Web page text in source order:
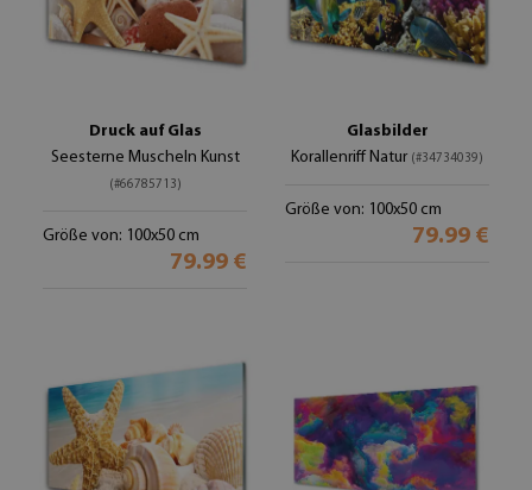
Druck auf Glas
Seesterne Muscheln Kunst
(#66785713)
Größe von: 100x50 cm
79.99 €
Glasbilder
Korallenriff Natur (#34734039)
Größe von: 100x50 cm
79.99 €